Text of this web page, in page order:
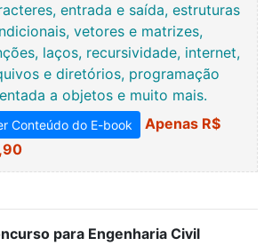
entrada e saída, estruturas
vetores e matrizes,
laços, recursividade, internet,
e diretórios, programação
a objetos e muito mais.
Conteúdo do E-book
Apenas R$
para Engenharia Civil